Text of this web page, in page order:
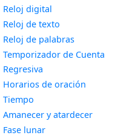
Reloj digital
Reloj de texto
Reloj de palabras
Temporizador de Cuenta
Regresiva
Horarios de oración
Tiempo
Amanecer y atardecerWidget
Fase lunarWidget